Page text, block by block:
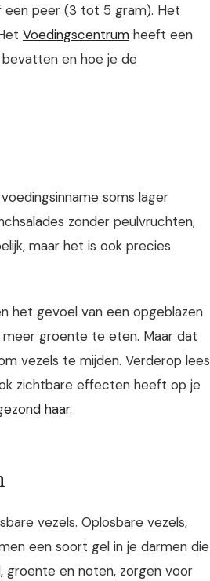
een peer (3 tot 5 gram). Het
Voedingscentrum heeft een
en hoe je de
soms lager
zonder peulvruchten,
maar het is ook precies
het gevoel van een opgeblazen
meer groente te eten. Maar dat
vezels te mijden. Verderop lees
zichtbare effecten heeft op je
haar.
vezels. Oplosbare vezels,
een soort gel in je darmen die
groente en noten, zorgen voor